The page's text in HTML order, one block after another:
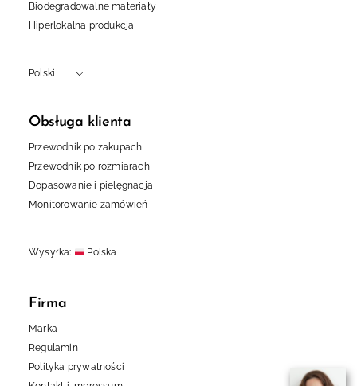
Biodegradowalne materiały
Hiperlokalna produkcja
Polski
Obsługa klienta
Przewodnik po zakupach
Przewodnik po rozmiarach
Dopasowanie i pielęgnacja
Monitorowanie zamówień
Wysyłka:
Firma
Marka
Regulamin
Polityka prywatności